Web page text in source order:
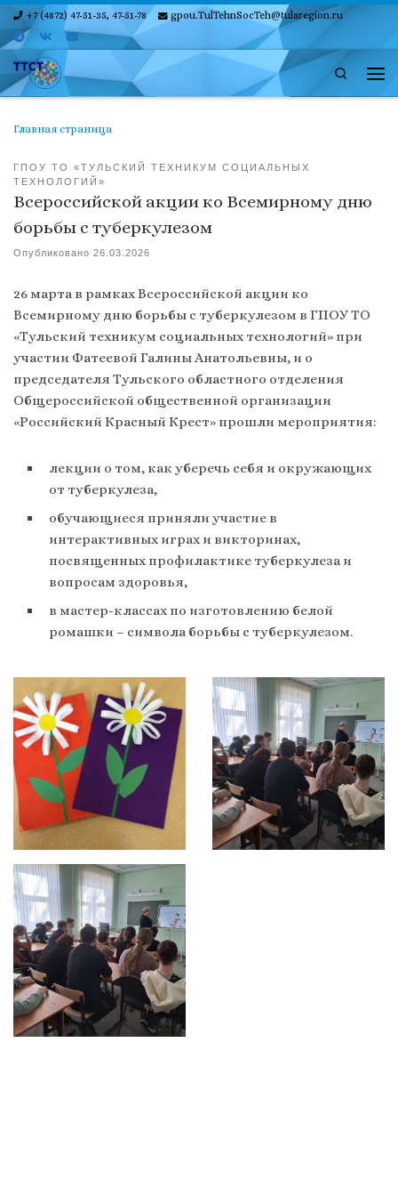
Skip to content
+7 (4872) 47-51-35, 47-51-78 gpou.TulTehnSocTeh@tularegion.ru
Search
Главная страница
ГПОУ ТО «ТУЛЬСКИЙ ТЕХНИКУМ СОЦИАЛЬНЫХ
ТЕХНОЛОГИЙ»
Всероссийской акции ко Всемирному дню
борьбы с туберкулезом
Опубликовано 26.03.2026
26 марта в рамках Всероссийской акции ко
Всемирному дню борьбы с туберкулезом в ГПОУ ТО
«Тульский техникум социальных технологий» при
участии Фатеевой Галины Анатольевны, и о
председателя Тульского областного отделения
Общероссийской общественной организации
«Российский Красный Крест» прошли мероприятия:
лекции о том, как уберечь себя и окружающих
от туберкулеза,
обучающиеся приняли участие в
интерактивных играх и викторинах,
посвященных профилактике туберкулеза и
вопросам здоровья,
в мастер-классах по изготовлению белой
ромашки – символа борьбы с туберкулезом.